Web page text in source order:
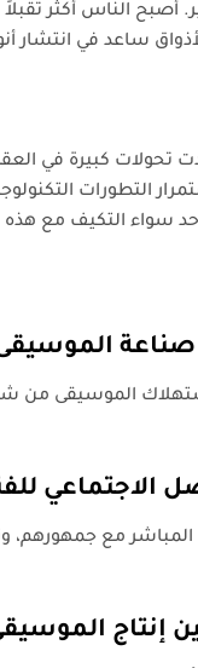
الناس أكثر
ساعد في انتشار
تحولات كبيرة في
التطورات
سواء التكيف مع هذه
صناعة
الموسيقى من
الاجتماعي
المباشر مع
إنتاج